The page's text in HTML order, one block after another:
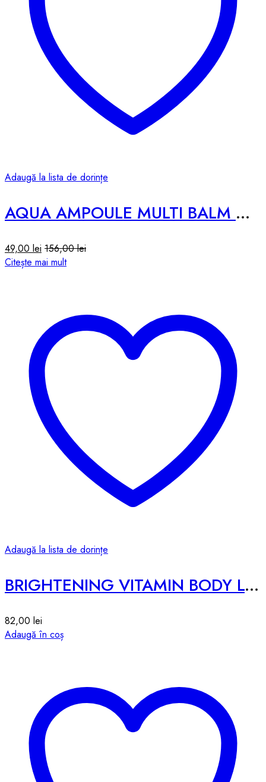
Adaugă la lista de dorințe
AQUA AMPOULE MULTI BALM – 10g
49,00 lei 156,00lei
Citește mai mult
Adaugă la lista de dorințe
BRIGHTENING VITAMIN BODY LOTION
82,00 lei
Adaugă în coș